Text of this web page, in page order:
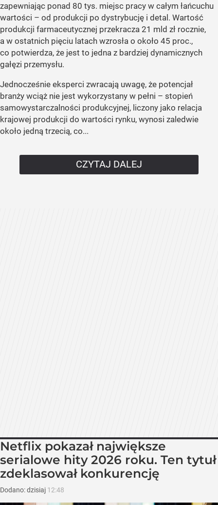
zapewniając ponad 80 tys. miejsc pracy w całym łańcuchu
wartości – od produkcji po dystrybucję i detal. Wartość
produkcji farmaceutycznej przekracza 21 mld zł rocznie,
a w ostatnich pięciu latach wzrosła o około 45 proc.,
co potwierdza, że jest to jedna z bardziej dynamicznych
gałęzi przemysłu.
Jednocześnie eksperci zwracają uwagę, że potencjał
branży wciąż nie jest wykorzystany w pełni – stopień
samowystarczalności produkcyjnej, liczony jako relacja
krajowej produkcji do wartości rynku, wynosi zaledwie
około jedną trzecią, co...
CZYTAJ DALEJ
Netflix pokazał największe
serialowe hity 2026 roku. Ten tytuł
zdeklasował konkurencję
Dodano:dzisiaj 12:48